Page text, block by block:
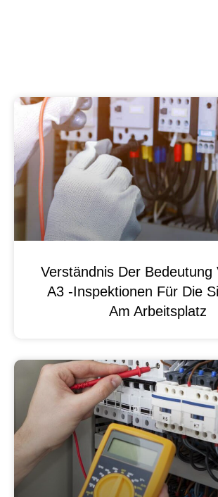
Verständnis Der Bedeutung
A3 -Inspektionen Für Die
Am Arbeitsplatz